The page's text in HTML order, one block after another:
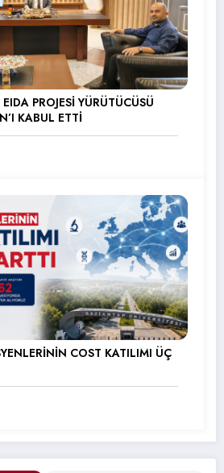
PROJESİ YÜRÜTÜCÜSÜ
KABUL ETTİ
COST KATILIMI ÜÇ